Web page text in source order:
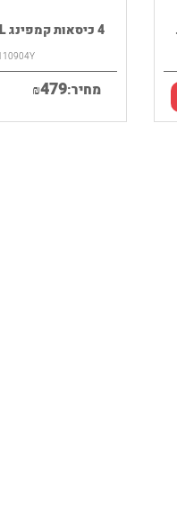
4 כיסאות קמפינג OZARK TRAIL...
מחיר: ₪479